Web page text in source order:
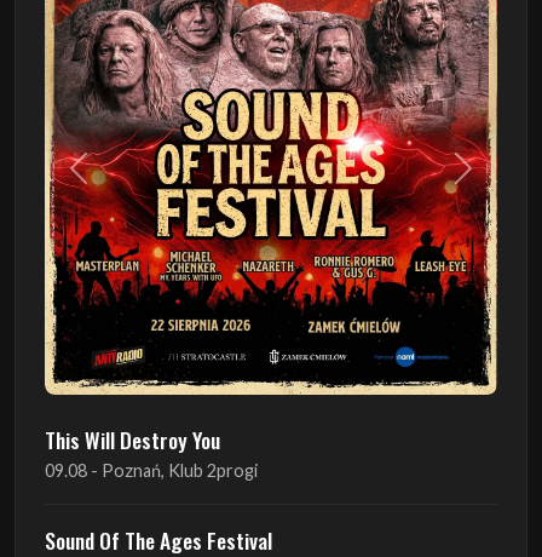
Poprzedni Następny
This Will Destroy You
09.08 - Poznań, Klub 2progi
Sound Of The Ages Festival